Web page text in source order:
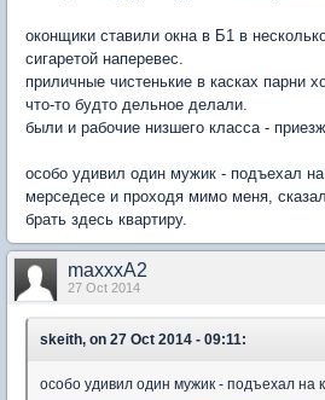
оконщики ставили окна в Б1 в
сигаретой наперевес.
приличные чистенькие в касках парни
что-то будто дельное делали.
были и рабочие низшего класса -
особо удивил один мужик - подъехал
мерседесе и проходя мимо меня,
брать здесь квартиру.
maxxxA2
27 Oct 2014
skeith, on 27 Oct 2014 - 09:11:
особо удивил один мужик - подъехал на